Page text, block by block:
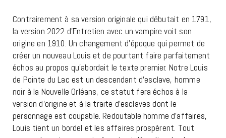
Contrairement à sa version originale qui débutait en 1791,
la version 2022 d’Entretien avec un vampire voit son
origine en 1910. Un changement d’époque qui permet de
créer un nouveau Louis et de pourtant faire parfaitement
échos au propos qu’abordait le texte premier. Notre Louis
de Pointe du Lac est un descendant d’esclave, homme
noir à la Nouvelle Orléans, ce statut fera échos à la
version d’origine et à la traite d’esclaves dont le
personnage est coupable. Redoutable homme d’affaires,
Louis tient un bordel et les affaires prospèrent. Tout